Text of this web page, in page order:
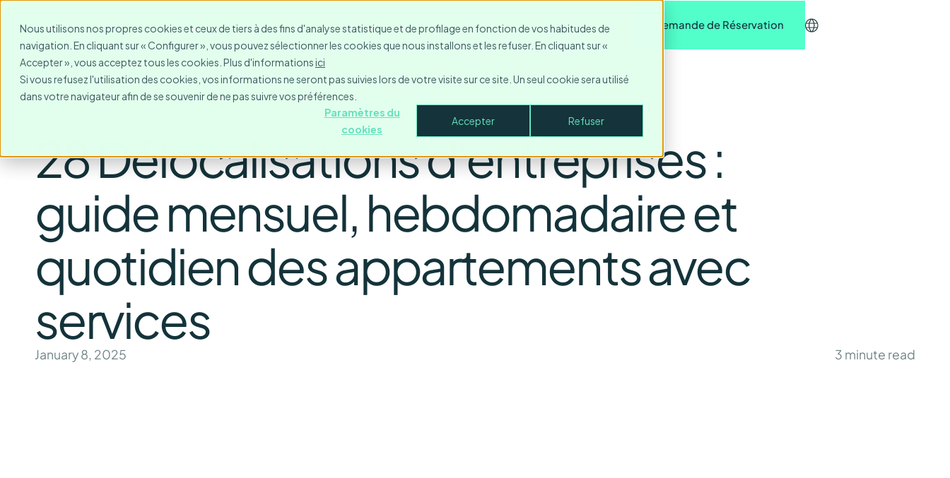
Nous utilisons nos propres cookies et ceux de tiers à des fins d'analyse statistique et de profilage en fonction de vos habitudes de
navigation. En cliquant sur « Configurer », vous pouvez sélectionner les cookies que nous installons et les refuser. En cliquant sur «
Accepter », vous acceptez tous les cookies. Plus d'informationsici
Si vous refusez l'utilisation des cookies, vos informations ne seront pas suivies lors de votre visite sur ce site. Un seul cookie sera utilisé
dans votre navigateur afin de se souvenir de ne pas suivre vos préférences.
Paramètres du
cookies
Accepter Refuser
Pour qui? Destinations Ressources Contacter Entreprise Se connecter Demande de Réservation
28 Délocalisations d'entreprises :
guide mensuel, hebdomadaire et
quotidien des appartements avec
services
January 8, 2025 3 minute read